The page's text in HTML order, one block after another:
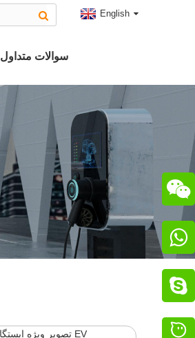
English
رابط CHAdeMO
سوالات متداول


